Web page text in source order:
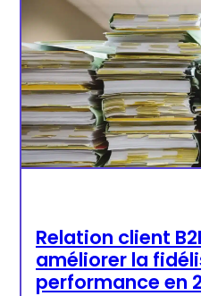
Relation client
améliorer la
performance en